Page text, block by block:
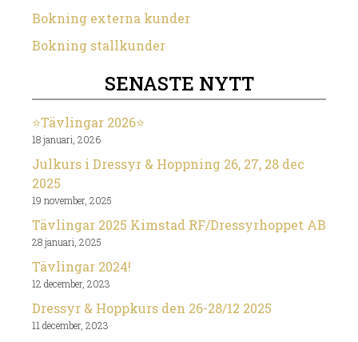
Bokning externa kunder
Bokning stallkunder
SENASTE NYTT
⭐️Tävlingar 2026⭐️
18 januari, 2026
Julkurs i Dressyr & Hoppning 26, 27, 28 dec
2025
19 november, 2025
Tävlingar 2025 Kimstad RF/Dressyrhoppet AB
28 januari, 2025
Tävlingar 2024!
12 december, 2023
Dressyr & Hoppkurs den 26-28/12 2025
11 december, 2023